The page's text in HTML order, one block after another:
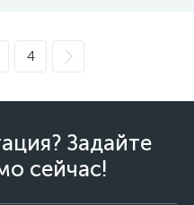
4
Задайте
сейчас!